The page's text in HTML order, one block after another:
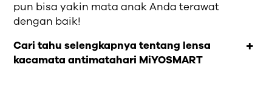
pun bisa yakin mata anak Anda terawat
dengan baik!
Cari tahu selengkapnya tentang lensa
kacamata antimatahari MiYOSMART